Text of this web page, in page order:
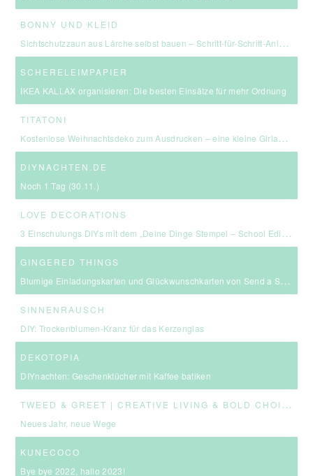
BONNY UND KLEID
Sichtschutzzaun aus Lärche selbst bauen – Schritt-für-Schritt-Anleitung & Kosten
SCHERELEIMPAPIER
IKEA KALLAX organisieren: Die besten Einsätze für mehr Ordnung
TITATONI
Kostenlose Weihnachtsdeko zum Ausdrucken – eine kleine Girlande für euer Zuhause ☆
DIYNACHTEN.DE
Noch 1 Tag (30.11.)
LOVE DECORATIONS
3 Einschulungs DIYs mit dem „Deine Dinge Stempel – School Edition“ #BackToSchool + Gewinnspiel
GINGERED THINGS
Blumige Einladungskarten und Glückwunschkarten von Send a Smile
SINNENRAUSCH
DIY: Trockenblumen-Kranz für das Kerzenglas
DEKOTOPIA
DIYnachten: Geschenktücher mit Kaffee batiken
T
WEED & GREET | CREATIVE LIVING & BOLD CHOICES
Neues Jahr, neue Wege
KUNECOCO
Bye bye 2022, hallo 2023!